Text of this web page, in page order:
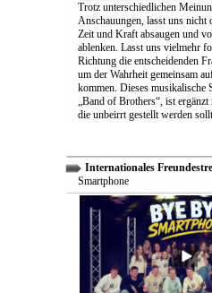
Trotz unterschiedlichen
Anschauungen, lasst uns nicht
Zeit und Kraft absaugen und
ablenken. Lasst uns vielmehr
Richtung die entscheidenden
um der Wahrheit gemeinsam
kommen. Dieses musikalische
„Band of Brothers“, ist
die unbeirrt gestellt werden
Internationales
Smartphone